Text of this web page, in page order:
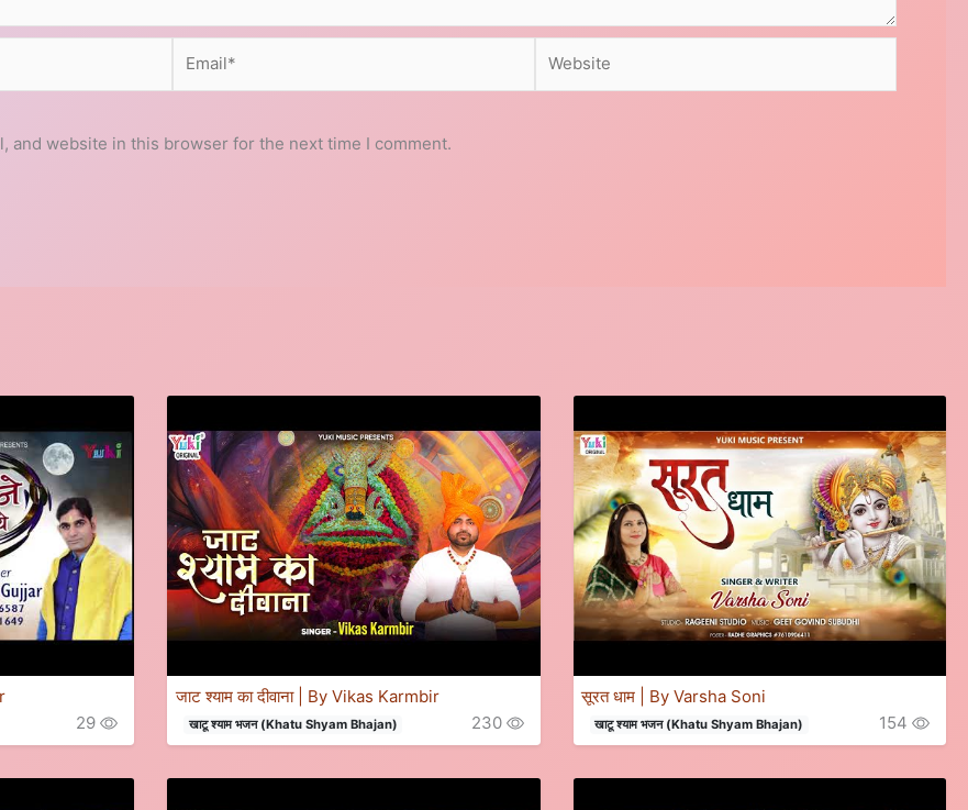
and website in this browser for the next time I comment.
29
जाट श्याम का दीवाना | By Vikas Karmbir
खाटू श्याम भजन (Khatu Shyam Bhajan) 230
सूरत धाम | By Varsha Soni
खाटू श्याम भजन (Khatu Shyam Bhajan) 154